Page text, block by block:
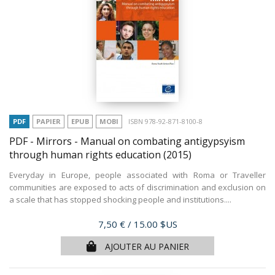
PDF PAPIER EPUB MOBI ISBN 978-92-871-8100-8
PDF - Mirrors - Manual on combating antigypsyism
through human rights education (2015)
Everyday in Europe, people associated with Roma or Traveller
communities are exposed to acts of discrimination and exclusion on
a scale that has stopped shocking people and institutions....
Prix
7,50 € / 15.00 $US
AJOUTER AU PANIER